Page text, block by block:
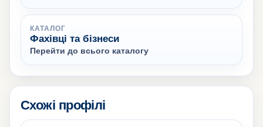
КАТАЛОГ
Фахівці та бізнеси
Перейти до всього каталогу
Схожі профілі